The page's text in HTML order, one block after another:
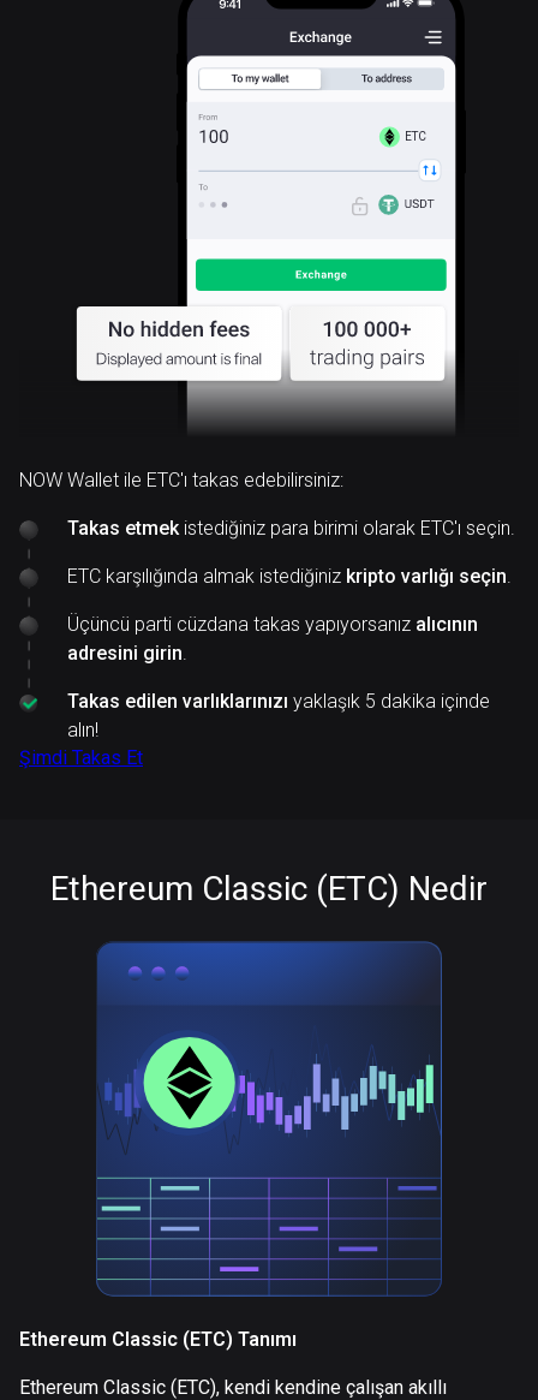
ETC
NOW Wallet ile ETC'ı takas edebilirsiniz:
Takas etmekistediğiniz para birimi olarak ETC'ı seçin.
ETC karşılığında almak istediğiniz kripto varlığı seçin.
Üçüncü parti cüzdana takas yapıyorsanız alıcının
adresini girin.
Takas edilen varlıklarınızı yaklaşık 5 dakika içinde
alın!
Şimdi Takas Et
Ethereum Classic (ETC) Nedir
Ethereum Classic (ETC) Tanımı
Ethereum Classic (ETC), kendi kendine çalışan akıllı